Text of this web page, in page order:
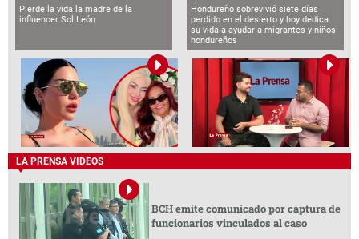
Pierde la vida la madre de la
influencer Sol León
Hondureño sobrevivió siete días
perdido en el desierto y hoy dedica
su vida a ayudar a migrantes y niños
hondureños
LA PRENSA VIDEOS
BCH emite comunicado por captura de
funcionarios vinculados al caso